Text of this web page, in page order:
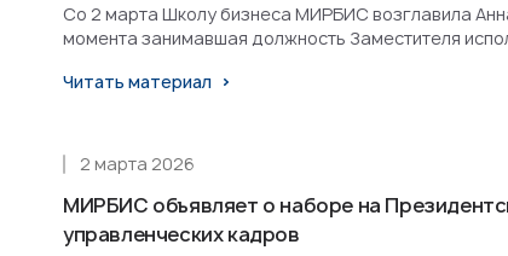
Со 2 марта Школу бизнеса МИРБИС возглавила
момента занимавшая должность Заместителя
Читать материал
МИРБИС объявляет о наборе на
управленческих кадров
2 марта 2026